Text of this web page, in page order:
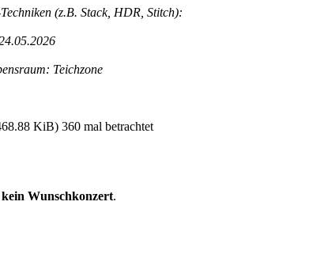
(z.B. Stack, HDR, Stitch):
Teichzone
KiB) 360 mal betrachtet
kein Wunschkonzert.